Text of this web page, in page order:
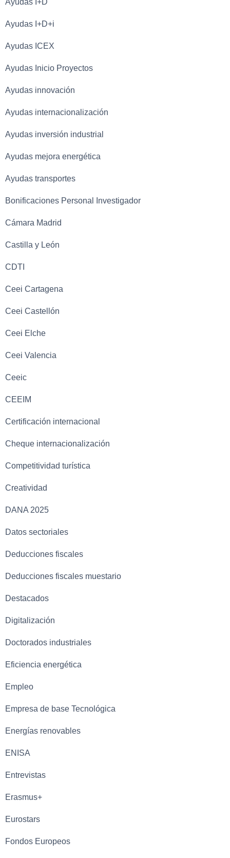
Ayudas I+D
Ayudas I+D+i
Ayudas ICEX
Ayudas Inicio Proyectos
Ayudas innovación
Ayudas internacionalización
Ayudas inversión industrial
Ayudas mejora energética
Ayudas transportes
Bonificaciones Personal Investigador
Cámara Madrid
Castilla y León
CDTI
Ceei Cartagena
Ceei Castellón
Ceei Elche
Ceei Valencia
Ceeic
CEEIM
Certificación internacional
Cheque internacionalización
Competitividad turística
Creatividad
DANA 2025
Datos sectoriales
Deducciones fiscales
Deducciones fiscales muestario
Destacados
Digitalización
Doctorados industriales
Eficiencia energética
Empleo
Empresa de base Tecnológica
Energías renovables
ENISA
Entrevistas
Erasmus+
Eurostars
Fondos Europeos